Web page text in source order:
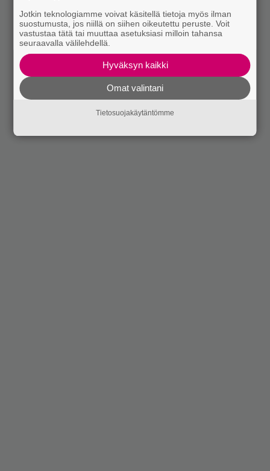
Jotkin teknologiamme voivat käsitellä tietoja myös ilman
suostumusta, jos niillä on siihen oikeutettu peruste. Voit
vastustaa tätä tai muuttaa asetuksiasi milloin tahansa
seuraavalla välilehdellä.
Hyväksyn kaikki
Omat valintani
Tietosuojakäytäntömme